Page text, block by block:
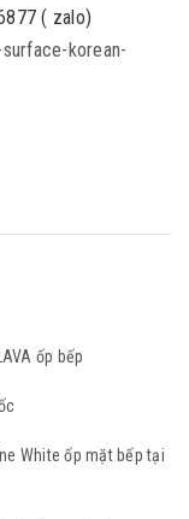
( zalo)
korean-
ốp bếp
White ốp mặt bếp tại